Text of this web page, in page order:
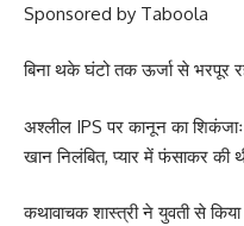
Sponsored by Taboola
बिना थके घंटो तक ऊर्जा से भरपूर
अश्लील IPS पर कानून का
खान निलंबित, प्यार में फंसाकर की
कथावाचक शास्त्री ने युवती से किया